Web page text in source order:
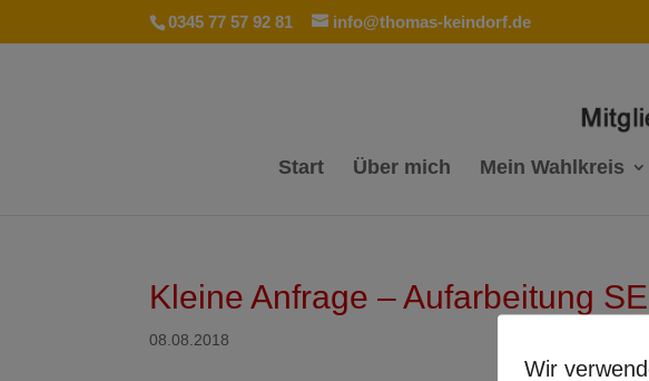
0345 77 57 92 81 info@thomas-keindorf.de
Start Über mich Mein Wahlkreis
Kleine Anfrage – Aufarbeitung
08.08.2018
Wir